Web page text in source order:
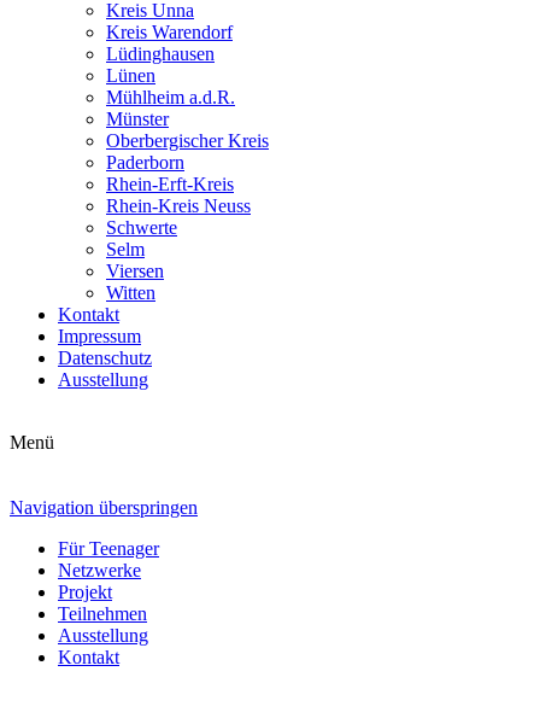
Kreis Unna
Kreis Warendorf
Lüdinghausen
Lünen
Mühlheim a.d.R.
Münster
Oberbergischer Kreis
Paderborn
Rhein-Erft-Kreis
Rhein-Kreis Neuss
Schwerte
Selm
Viersen
Witten
Kontakt
Impressum
Datenschutz
Ausstellung
Menü
Navigation überspringen
Für Teenager
Netzwerke
Projekt
Teilnehmen
Ausstellung
Kontakt